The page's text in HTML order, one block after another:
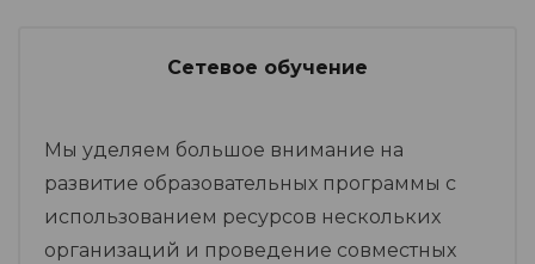
Сетевое обучение
Мы уделяем большое внимание на
развитие образовательных программы с
использованием ресурсов нескольких
организаций и проведение совместных